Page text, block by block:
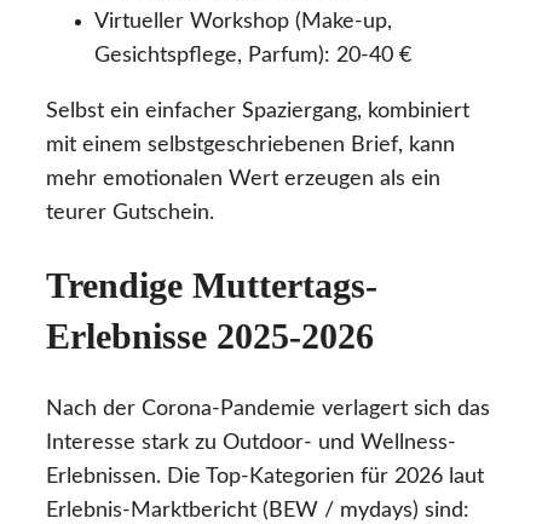
Virtueller Workshop (Make-up,
Gesichtspflege, Parfum): 20-40 €
Selbst ein einfacher Spaziergang, kombiniert
mit einem selbstgeschriebenen Brief, kann
mehr emotionalen Wert erzeugen als ein
teurer Gutschein.
Trendige Muttertags-
Erlebnisse 2025-2026
Nach der Corona-Pandemie verlagert sich das
Interesse stark zu Outdoor- und Wellness-
Erlebnissen. Die Top-Kategorien für 2026 laut
Erlebnis-Marktbericht (BEW / mydays) sind: